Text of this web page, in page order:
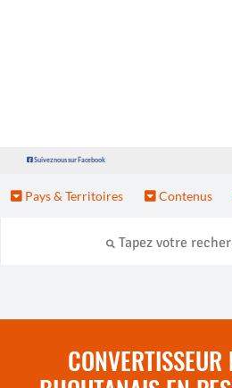
Suivez nous sur Facebook
Pays & Territoires Contenus